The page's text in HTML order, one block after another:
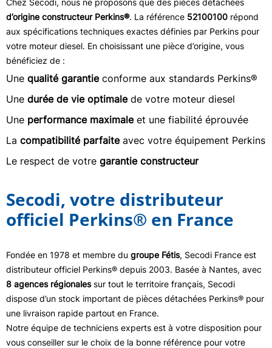
Chez Secodi, nous ne proposons que des pièces détachées
d’origine constructeur Perkins®. La référence 52100100 répond
aux spécifications techniques exactes définies par Perkins pour
votre moteur diesel. En choisissant une pièce d’origine, vous
bénéficiez de :
Une qualité garantieconforme aux standards Perkins®
Une durée de vie optimalede votre moteur diesel
Une performance maximaleet une fiabilité éprouvée
La compatibilité parfaiteavec votre équipement Perkins
Le respect de votre garantie constructeur
Secodi, votre distributeur
officiel Perkins® en France
Fondée en 1978 et membre du groupe Fétis, Secodi France est
distributeur officiel Perkins® depuis 2003. Basée à Nantes, avec
8 agences régionalessur tout le territoire français, Secodi
dispose d’un stock important de pièces détachées Perkins® pour
une livraison rapide partout en France.
Notre équipe de techniciens experts est à votre disposition pour
vous conseiller sur le choix de la bonne référence pour votre